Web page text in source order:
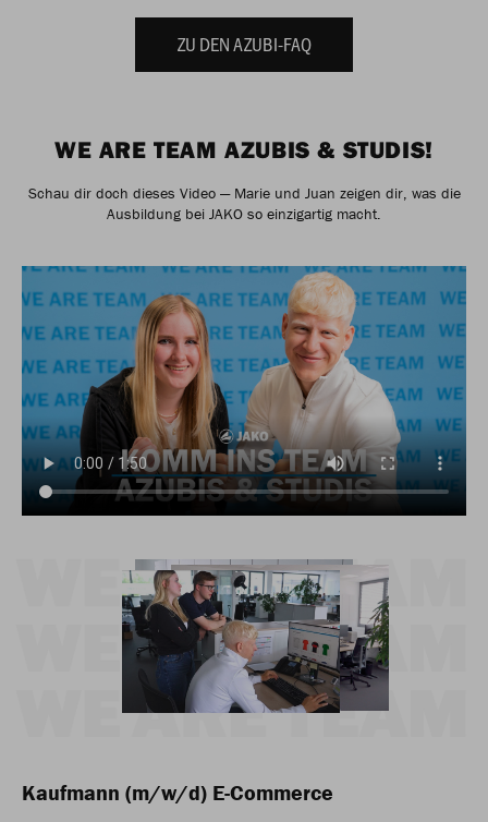
ZU DEN AZUBI-FAQ
WE ARE TEAM AZUBIS & STUDIS!
Schau dir doch dieses Video — Marie und Juan zeigen dir, was die
Ausbildung bei JAKO so einzigartig macht.
Kaufmann (m/w/d) E-Commerce